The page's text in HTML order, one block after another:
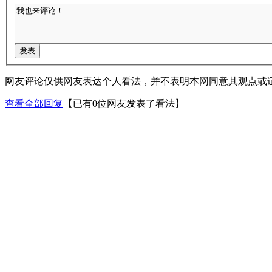
网友评论仅供网友表达个人看法，并不表明本网同意其观点或
查看全部回复 【已有0位网友发表了看法】